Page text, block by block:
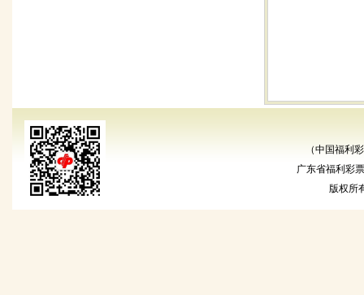
（中国福利
广东省福利彩
版权所